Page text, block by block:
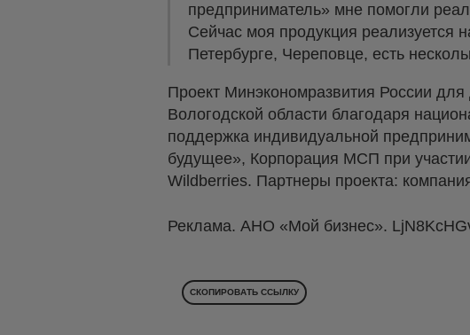
предприниматель» мне помогли
Сейчас моя продукция реализуется
Петербурге, Череповце, есть
Проект Минэкономразвития России
Вологодской области благодаря
поддержка индивидуальной
будущее», Корпорация МСП при
Wildberries. Партнеры проекта:
Реклама. АНО «Мой бизнес».
СКОПИРОВАТЬ ССЫЛКУ